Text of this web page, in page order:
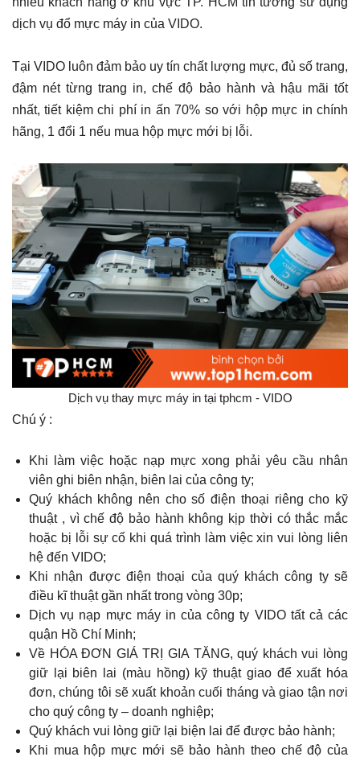
dịch vụ đổ mực máy in của VIDO.
Tại VIDO luôn đảm bảo uy tín chất lượng mực, đủ số trang,
đậm nét từng trang in, chế độ bảo hành và hậu mãi tốt
nhất, tiết kiệm chi phí in ấn 70% so với hộp mực in chính
hãng, 1 đổi 1 nếu mua hộp mực mới bị lỗi.
Dịch vụ thay mực máy in tại tphcm - VIDO
Chú ý :
Khi làm việc hoặc nạp mực xong phải yêu cầu nhân
viên ghi biên nhận, biên lai của công ty;
Quý khách không nên cho số điện thoại riêng cho kỹ
thuật , vì chế độ bảo hành không kịp thời có thắc mắc
hoặc bị lỗi sự cố khi quá trình làm việc xin vui lòng liên
hệ đến VIDO;
Khi nhận được điện thoại của quý khách công ty sẽ
điều kĩ thuật gần nhất trong vòng 30p;
Dịch vụ nạp mực máy in của công ty VIDO tất cả các
quận Hồ Chí Minh;
Về HÓA ĐƠN GIÁ TRỊ GIA TĂNG, quý khách vui lòng
giữ lại biên lai (màu hồng) kỹ thuật giao để xuất hóa
đơn, chúng tôi sẽ xuất khoản cuối tháng và giao tận nơi
cho quý công ty – doanh nghiệp;
Quý khách vui lòng giữ lại biện lai để được bảo hành;
Khi mua hộp mực mới sẽ bảo hành theo chế độ của